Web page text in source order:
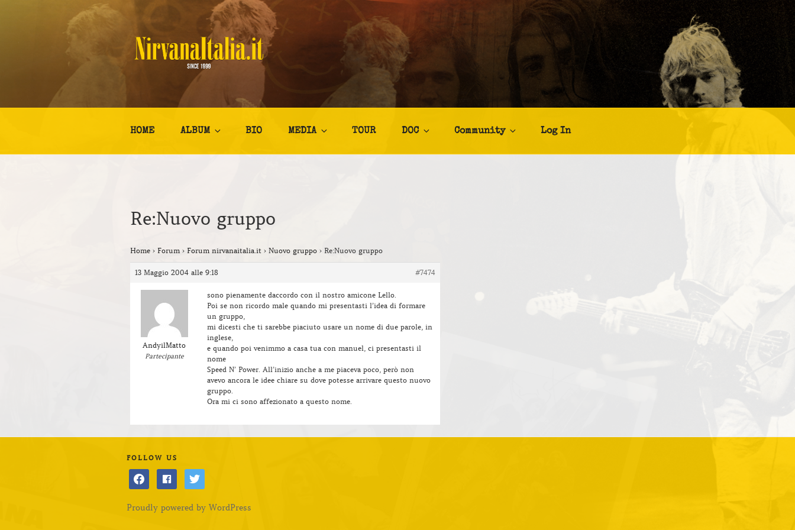
NIRVANA ITALIA
Kurt Cobain Biografia Discografia
HOME ALBUM BIO MEDIA TOUR DOC Community Log In
Re:Nuovo gruppo
Home › Forum › Forum nirvanaitalia.it › Nuovo gruppo › Re:Nuovo gruppo
13 Maggio 2004 alle 9:18 #7474
AndyilMatto
Partecipante
sono pienamente daccordo con il nostro amicone Lello.
Poi se non ricordo male quando mi presentasti l’idea di formare
un gruppo,
mi dicesti che ti sarebbe piaciuto usare un nome di due parole, in
inglese,
e quando poi venimmo a casa tua con manuel, ci presentasti il
nome
Speed N’ Power. All’inizio anche a me piaceva poco, però non
avevo ancora le idee chiare su dove potesse arrivare questo nuovo
gruppo.
Ora mi ci sono affezionato a questo nome.
FOLLOW US
facebookfacebooktwitter
Proudly powered by WordPress